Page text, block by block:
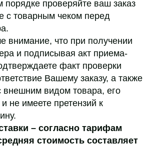
порядке проверяйте ваш заказ
с товарным чеком перед
что при получении
и подписывая акт приема-
факт проверки
Вашему заказу, а также
внешним видом товара, его
не имеете претензий к
– согласно тарифам
стоимость составляет